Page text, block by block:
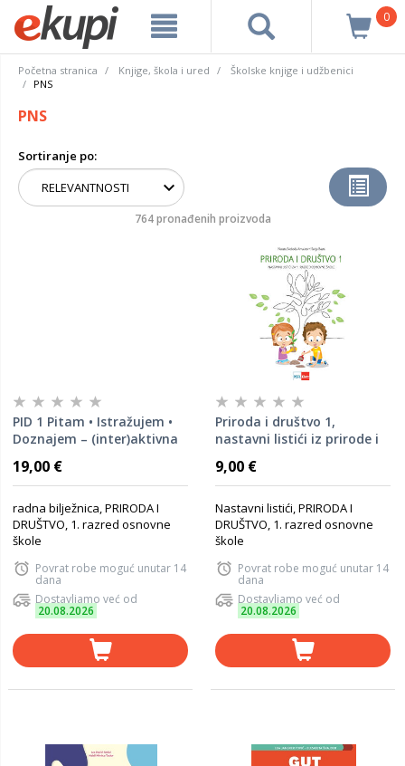
0
Početna stranica Knjige, škola i ured
Školske knjige i udžbenici
PNS
PNS
Sortiranje po:
764 pronađenih proizvoda
PID 1 Pitam • Istražujem •
Doznajem – (inter)aktivna
društva za prvi razred
osnovne škole
19,00 €
radna bilježnica, PRIRODA I
DRUŠTVO, 1. razred osnovne
škole
Povrat robe moguć unutar 14
dana
Dostavljamo već od
20.08.2026
Priroda i društvo 1,
nastavni listići iz prirode i
osnovne škole
9,00 €
Nastavni listići, PRIRODA I
DRUŠTVO, 1. razred osnovne
škole
Povrat robe moguć unutar 14
dana
Dostavljamo već od
20.08.2026